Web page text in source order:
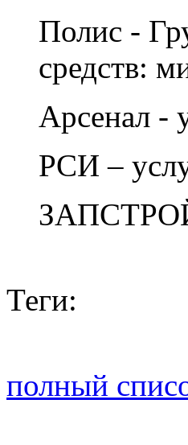
Полис -
средств:
Арсенал -
РСИ –
ЗАПСТРОЙ
Теги:
полный